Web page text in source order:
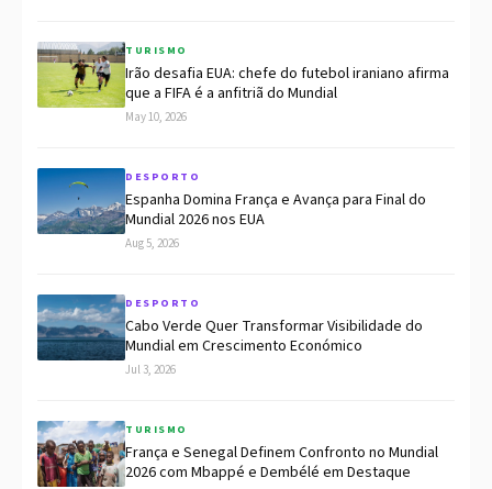
TURISMO
Irão desafia EUA: chefe do futebol iraniano afirma
que a FIFA é a anfitriã do Mundial
May 10, 2026
DESPORTO
Espanha Domina França e Avança para Final do
Mundial 2026 nos EUA
Aug 5, 2026
DESPORTO
Cabo Verde Quer Transformar Visibilidade do
Mundial em Crescimento Económico
Jul 3, 2026
TURISMO
França e Senegal Definem Confronto no Mundial
2026 com Mbappé e Dembélé em Destaque